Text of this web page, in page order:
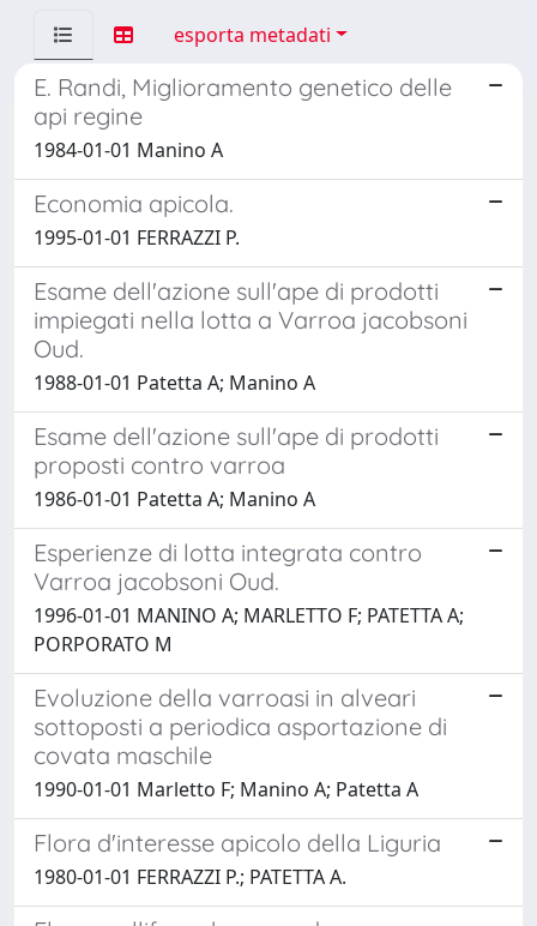
esporta metadati
E. Randi, Miglioramento genetico delle
api regine
1984-01-01 Manino A
Economia apicola.
1995-01-01 FERRAZZI P.
Esame dell'azione sull'ape di prodotti
impiegati nella lotta a Varroa jacobsoni
Oud.
1988-01-01 Patetta A; Manino A
Esame dell'azione sull'ape di prodotti
proposti contro varroa
1986-01-01 Patetta A; Manino A
Esperienze di lotta integrata contro
Varroa jacobsoni Oud.
1996-01-01 MANINO A; MARLETTO F; PATETTA A;
PORPORATO M
Evoluzione della varroasi in alveari
sottoposti a periodica asportazione di
covata maschile
1990-01-01 Marletto F; Manino A; Patetta A
Flora d'interesse apicolo della Liguria
1980-01-01 FERRAZZI P.; PATETTA A.